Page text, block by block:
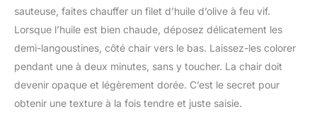
sauteuse, faites chauffer un filet d’huile d’olive à feu vif.
Lorsque l’huile est bien chaude, déposez délicatement les
demi-langoustines, côté chair vers le bas. Laissez-les colorer
pendant une à deux minutes, sans y toucher. La chair doit
devenir opaque et légèrement dorée. C’est le secret pour
obtenir une texture à la fois tendre et juste saisie.